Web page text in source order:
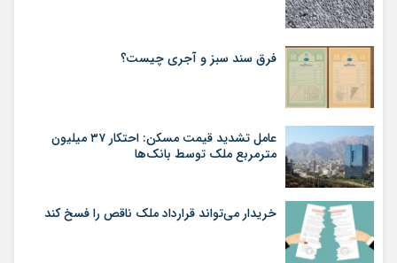
فرق سند سبز و آجری چیست؟
عامل تشدید قیمت مسکن: احتکار ۳۷ میلیون
مترمربع ملک توسط بانک‌ها
خریدار می‌تواند قرارداد ملک ناقص را فسخ کند